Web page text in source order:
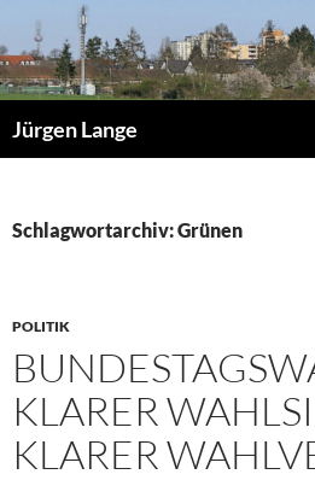
Inhalt
springen
Jürgen Lange
Schlagwortarchiv: Grünen
POLITIK
KLARER
KLARER